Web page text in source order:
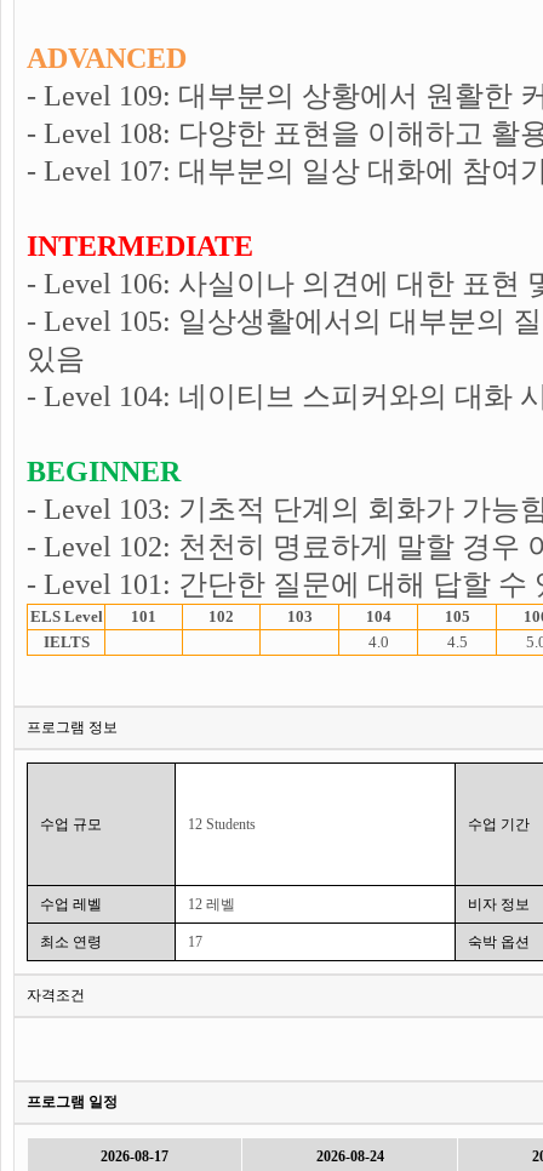
ADVANCED
- Level 109: 대부분의 상황에서 원활한
- Level 108: 다양한 표현을 이해하고 활
- Level 107: 대부분의 일상 대화에 참여
INTERMEDIATE
- Level 106: 사실이나 의견에 대한 표현
- Level 105: 일상생활에서의 대부분의
있음
- Level 104: 네이티브 스피커와의 대화
BEGINNER
- Level 103: 기초적 단계의 회화가 가능
- Level 102: 천천히 명료하게 말할 경우
- Level 101: 간단한 질문에 대해 답할 수
ELS Level 101 102 103 104 105
IELTS
4.0 4.5
프로그램 정보
수업 규모 12 Students 수업 기간
수업 레벨 12 레벨 비자 정보
최소 연령 17 숙박 옵션
자격조건
프로그램 일정
2026-08-17 2026-08-24